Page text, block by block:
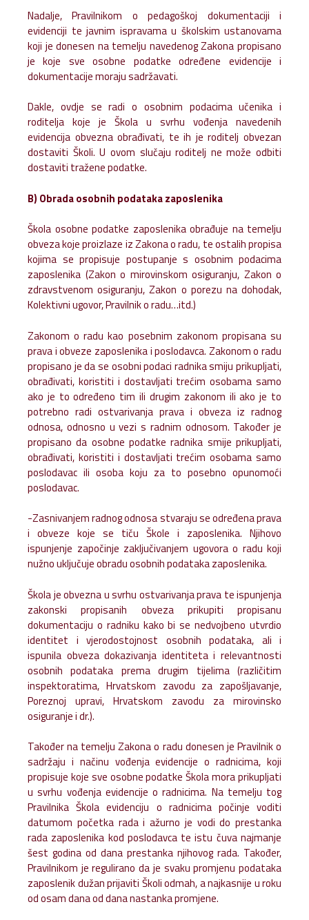
Nadalje, Pravilnikom o pedagoškoj dokumentaciji i
evidenciji te javnim ispravama u školskim ustanovama
koji je donesen na temelju navedenog Zakona propisano
je koje sve osobne podatke određene evidencije i
dokumentacije moraju sadržavati.
Dakle, ovdje se radi o osobnim podacima učenika i
roditelja koje je Škola u svrhu vođenja navedenih
evidencija obvezna obrađivati, te ih je roditelj obvezan
dostaviti Školi. U ovom slučaju roditelj ne može odbiti
dostaviti tražene podatke.
B) Obrada osobnih podataka zaposlenika
Škola osobne podatke zaposlenika obrađuje na temelju
obveza koje proizlaze iz Zakona o radu, te ostalih propisa
kojima se propisuje postupanje s osobnim podacima
zaposlenika (Zakon o mirovinskom osiguranju, Zakon o
zdravstvenom osiguranju, Zakon o porezu na dohodak,
Kolektivni ugovor, Pravilnik o radu…itd.)
Zakonom o radu kao posebnim zakonom propisana su
prava i obveze zaposlenika i poslodavca. Zakonom o radu
propisano je da se osobni podaci radnika smiju prikupljati,
obrađivati, koristiti i dostavljati trećim osobama samo
ako je to određeno tim ili drugim zakonom ili ako je to
potrebno radi ostvarivanja prava i obveza iz radnog
odnosa, odnosno u vezi s radnim odnosom. Također je
propisano da osobne podatke radnika smije prikupljati,
obrađivati, koristiti i dostavljati trećim osobama samo
poslodavac ili osoba koju za to posebno opunomoći
poslodavac.
-Zasnivanjem radnog odnosa stvaraju se određena prava
i obveze koje se tiču Škole i zaposlenika. Njihovo
ispunjenje započinje zaključivanjem ugovora o radu koji
nužno uključuje obradu osobnih podataka zaposlenika.
Škola je obvezna u svrhu ostvarivanja prava te ispunjenja
zakonski propisanih obveza prikupiti propisanu
dokumentaciju o radniku kako bi se nedvojbeno utvrdio
identitet i vjerodostojnost osobnih podataka, ali i
ispunila obveza dokazivanja identiteta i relevantnosti
osobnih podataka prema drugim tijelima (različitim
inspektoratima, Hrvatskom zavodu za zapošljavanje,
Poreznoj upravi, Hrvatskom zavodu za mirovinsko
osiguranje i dr.).
Također na temelju Zakona o radu donesen je Pravilnik o
sadržaju i načinu vođenja evidencije o radnicima, koji
propisuje koje sve osobne podatke Škola mora prikupljati
u svrhu vođenja evidencije o radnicima. Na temelju tog
Pravilnika Škola evidenciju o radnicima počinje voditi
datumom početka rada i ažurno je vodi do prestanka
rada zaposlenika kod poslodavca te istu čuva najmanje
šest godina od dana prestanka njihovog rada. Također,
Pravilnikom je regulirano da je svaku promjenu podataka
zaposlenik dužan prijaviti Školi odmah, a najkasnije u roku
od osam dana od dana nastanka promjene.